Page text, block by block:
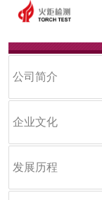
公司简介
企业文化
发展历程